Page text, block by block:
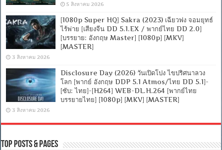
5 สิงหาคม 2026
[1080p Super HQ] Sakra (2023) เฉียวฟง จอมยุทธ์
ไร้พ่าย [เสียงจีน DD 5.1.EX / พากย์ไทย DD 2.0]
[บรรยาย: อังกฤษ Master] [1080p] [MKV]
[MASTER]
3 สิงหาคม 2026
Disclosure Day (2026) วันเปิดโปง ไขปริศนาลวง
โลก [พากย์ อังกฤษ DDP 5.1 Atmos/ไทย DD 5.1]-
[ซับ: ไทย]-[H264] WEB-DL.H.264 [พากย์ไทย
บรรยายไทย] [1080p] [MKV] [MASTER]
3 สิงหาคม 2026
Top Posts & Pages